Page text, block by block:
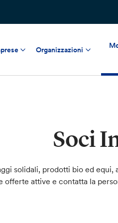
Organizzazioni
Soci
solidali, prodotti bio ed
offerte attive e contatta la